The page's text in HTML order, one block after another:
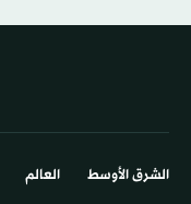
الشرق الأوسط​ العالم